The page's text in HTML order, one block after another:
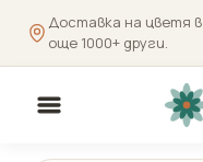
Доставка на цветя в
още 1000+ други.